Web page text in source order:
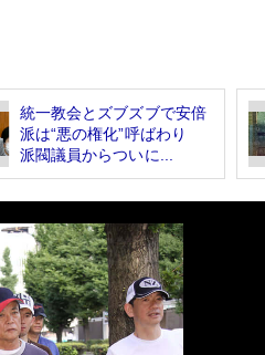
統一教会とズブズブで安倍
派は“悪の権化”呼ばわり
派閥議員からついに...